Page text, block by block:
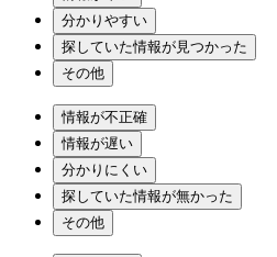
分かりやすい
探していた情報が見つかった
その他
情報が不正確
情報が遅い
分かりにくい
探していた情報が無かった
その他